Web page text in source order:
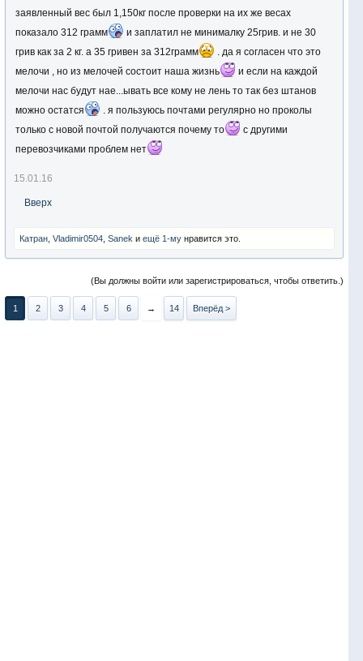
заявленный вес был 1,150кг после проверки на их же весах
показало 312 грамм
и заплатил не минималку 25грив. и не 30
грив как за 2 кг. а 35 гривен за 312грамм
. да я согласен что это
мелочи , но из мелочей состоит наша жизнь
и если на каждой
мелочи нас будут нае...ывать все кому не лень то так без штанов
можно остатся
. я пользуюсь почтами регулярно но проколы
только с новой почтой получаются почему то
с другими
перевозчиками проблем нет
15.01.16
Вверх
Катран Vladimir0504 Sanek и ещё 1-му нравится это.
(Вы должны войти или зарегистрироваться, чтобы ответить.)
1 2 3 4 5 6 → 14 Вперёд >